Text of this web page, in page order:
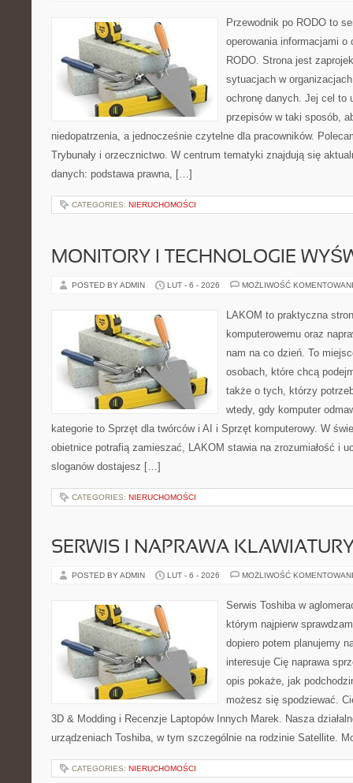
Przewodnik po RODO to
operowania informacjami
RODO. Strona jest
sytuacjach w
ochronę danych. Jej cel to
przepisów w taki sposób,
niedopatrzenia, a jednocześnie czytelne dla pracowników.
Trybunały i orzecznictwo. W centrum tematyki znajdują się
danych: podstawa prawna, […]
CATEGORIES: NIERUCHOMOŚCI
MONITORY I TECHNOLOGIE
POSTED BY ADMIN LUT - 6 - 2026 MOŻLIWOŚĆ
LAKOM to praktyczna
komputerowemu oraz
nam na co dzień. To
osobach, które chcą
także o tych, którzy
wtedy, gdy komputer
kategorie to Sprzęt dla twórców i AI i Sprzęt komputerowy. W
obietnice potrafią zamieszać, LAKOM stawia na zrozumiałość i
sloganów dostajesz […]
CATEGORIES: NIERUCHOMOŚCI
SERWIS I NAPRAWA
POSTED BY ADMIN LUT - 6 - 2026 MOŻLIWOŚĆ
Serwis Toshiba w
którym najpierw
dopiero potem planujemy
interesuje Cię naprawa
opis pokaże, jak
możesz się spodziewać.
3D & Modding i Recenzje Laptopów Innych Marek. Nasza
urządzeniach Toshiba, w tym szczególnie na rodzinie Satellite.
CATEGORIES: NIERUCHOMOŚCI